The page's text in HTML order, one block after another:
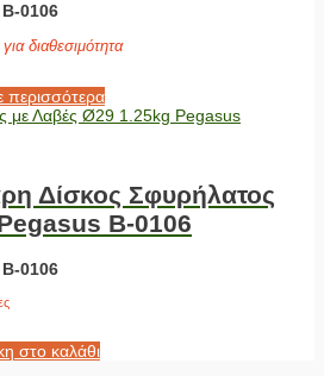
Β-0106
διαθεσιμότητα
περισσότερα
Δίσκος Σφυρήλατος
Β-0106
Β-0106
στο καλάθι